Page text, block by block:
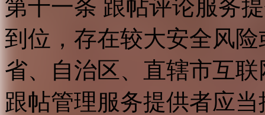
第十一条 跟帖评论服务
到位，存在较大安全风
省、自治区、直辖市互
跟帖管理服务提供者应